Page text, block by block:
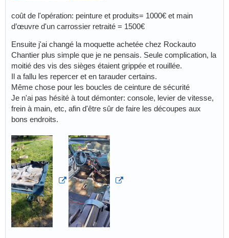
coût de l'opération: peinture et produits= 1000€ et main
d’œuvre d'un carrossier retraité = 1500€
Ensuite j'ai changé la moquette achetée chez Rockauto
Chantier plus simple que je ne pensais. Seule complication, la
moitié des vis des sièges étaient grippée et rouillée.
Il a fallu les repercer et en tarauder certains.
Même chose pour les boucles de ceinture de sécurité
Je n'ai pas hésité à tout démonter: console, levier de vitesse,
frein à main, etc, afin d'être sûr de faire les découpes aux
bons endroits.